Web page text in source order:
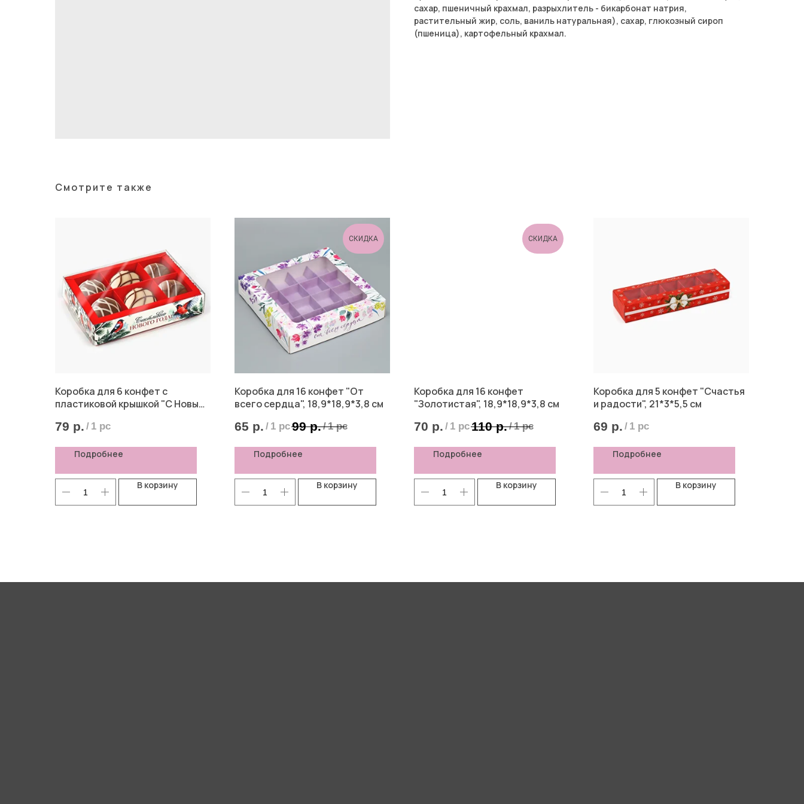
сахар, пшеничный крахмал, разрыхлитель - бикарбонат натрия,
растительный жир, соль, ваниль натуральная), сахар, глюкозный сироп
(пшеница), картофельный крахмал.
Смотрите также
Коробка для 6 конфет с
пластиковой крышкой "С Новым
79 р. / 1 pc
Подробнее
В корзину
СКИДКА
Коробка для 16 конфет "От
всего сердца", 18,9*18,9*3,8 см
65 р. / 1 pc99 р./1 pc
Подробнее
В корзину
СКИДКА
Коробка для 16 конфет
"Золотистая", 18,9*18,9*3,8 см
70 р. / 1 pc110 р./1 pc
Подробнее
В корзину
Коробка для 5 конфет "Счастья
и радости", 21*3*5,5 см
69 р. / 1 pc
Подробнее
В корзину